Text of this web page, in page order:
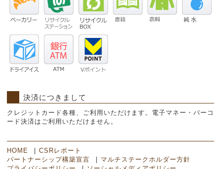
決済につきまして
クレジットカード各種、ご利用いただけます。電子マネー・バーコ
ード決済はご利用いただけません。
HOME
CSRレポート
パートナーシップ構築宣言
マルチステークホルダー方針